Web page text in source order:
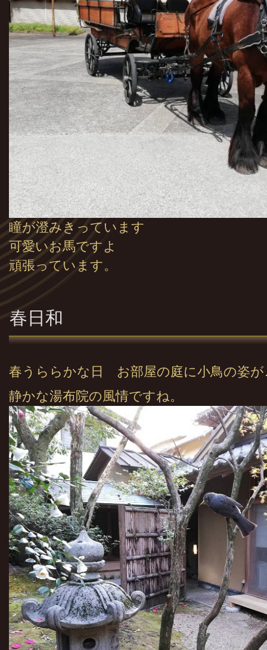
瞳が澄みきっています
可愛いお馬ですよ
頑張っています。
春日和
春うららかな日 お部屋の庭に小鳥の姿
静かな湯布院の風情ですね。